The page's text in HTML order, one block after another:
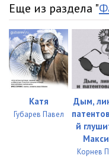
06_04_Спасательная
06_05_Спасательная
07_01_Зеленые холмы
07_03_Зеленые холмы
Еще из раздела "
Катя
Губарев Павел
Дым,
й
Корнев